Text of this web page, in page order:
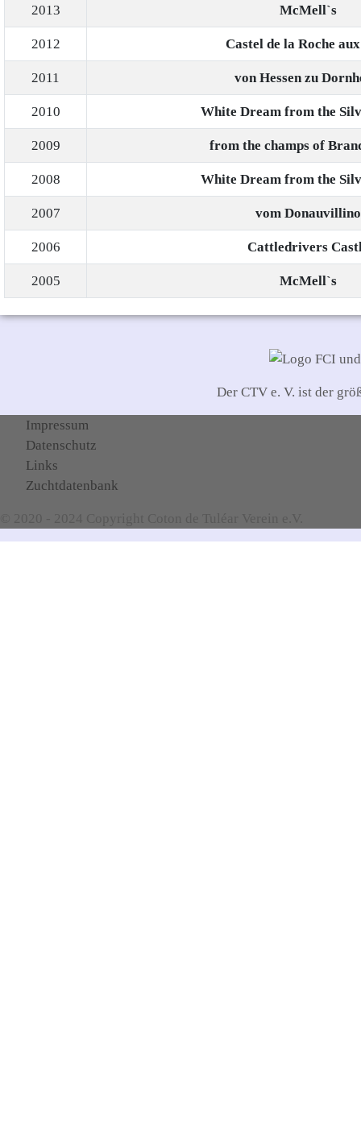
2013 McMell`s
2012 Castel de la Roche
2011 von Hessen zu
2010 White Dream from the
2009 from the champs of
2008 White Dream from the
2007 vom Donauvillino
2006 Cattledrivers
2005 McMell`s
Der CTV e. V. ist der
Impressum
Datenschutz
Links
Zuchtdatenbank